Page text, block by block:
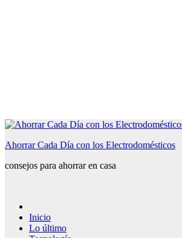
Saltar
contenido
Ahorrar Cada Día con los Electrodomésticos
consejos para ahorrar en casa
Inicio
Lo último